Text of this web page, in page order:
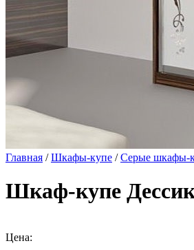
Главная /Шкафы-купе /Серые шкафы-
Шкаф-купе
Цена: